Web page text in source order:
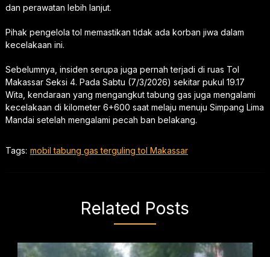
dan perawatan lebih lanjut.
Pihak pengelola tol memastikan tidak ada korban jiwa dalam
kecelakaan ini.
Sebelumnya, insiden serupa juga pernah terjadi di ruas Tol
Makassar Seksi 4. Pada Sabtu (7/3/2026) sekitar pukul 19.17
Wita, kendaraan yang mengangkut tabung gas juga mengalami
kecelakaan di kilometer 6+600 saat melaju menuju Simpang Lima
Mandai setelah mengalami pecah ban belakang.
Tags: mobil tabung gas terguling tol Makassar
Related Posts